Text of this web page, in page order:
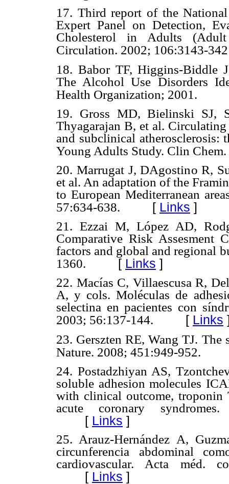
17. Third report of the
Expert Panel on Detection,
Cholesterol in Adults
Circulation. 2002; 106:3143-
18. Babor TF, Higgins-Biddle
The Alcohol Use Disorders
Health Organization; 2001.
19. Gross MD, Bielinski SJ,
Thyagarajan B, et al.
and subclinical
Young Adults Study. Clin
20. Marrugat J, DAgostino R,
et al. An adaptation of the
to European Mediterranean
57:634-638. [ Links ]
21. Ezzai M, López AD,
Comparative Risk Assesment
factors and global and regional
1360. [ Links ]
22. Macías C, Villaescusa R,
A, y cols. Moléculas de
selectina en pacientes con
2003; 56:137-144. [ Links
23. Gerszten RE, Wang TJ. The
Nature. 2008; 451:949-952.
24. Postadzhiyan AS,
soluble adhesion molecules
with clinical outcome, troponin
acute coronary
[ Links ]
25. Arauz-Hernández A,
circunferencia abdominal
cardiovascular. Acta méd.
[ Links ]